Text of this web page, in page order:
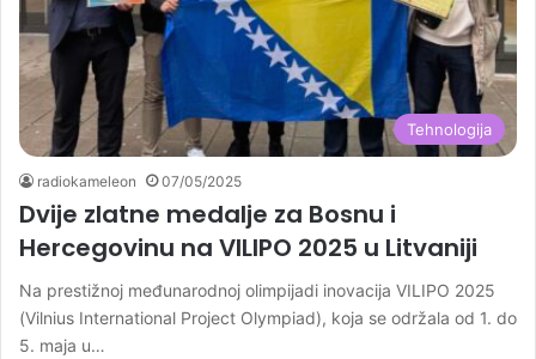
Tehnologija
radiokameleon 07/05/2025
Dvije zlatne medalje za Bosnu i
Hercegovinu na VILIPO 2025 u Litvaniji
Na prestižnoj međunarodnoj olimpijadi inovacija VILIPO 2025
(Vilnius International Project Olympiad), koja se održala od 1. do
5. maja u…